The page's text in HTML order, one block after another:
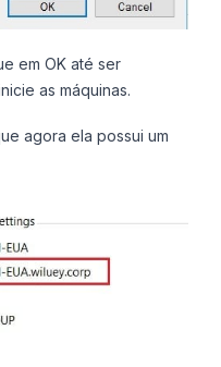
em OK até ser
as máquinas.
agora ela possui um